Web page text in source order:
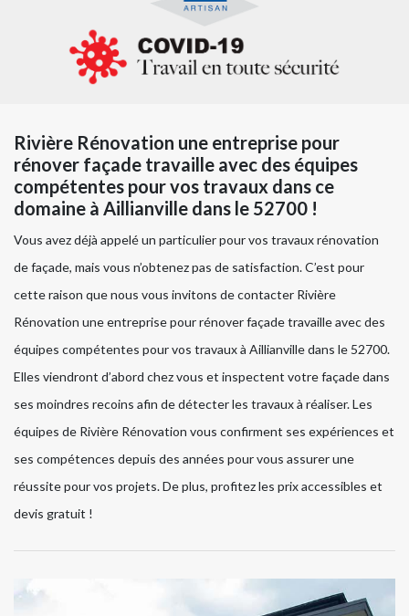
Rivière Rénovation une entreprise pour
rénover façade travaille avec des équipes
compétentes pour vos travaux dans ce
domaine à Aillianville dans le 52700 !
Vous avez déjà appelé un particulier pour vos travaux rénovation
de façade, mais vous n’obtenez pas de satisfaction. C’est pour
cette raison que nous vous invitons de contacter Rivière
Rénovation une entreprise pour rénover façade travaille avec des
équipes compétentes pour vos travaux à Aillianville dans le 52700.
Elles viendront d’abord chez vous et inspectent votre façade dans
ses moindres recoins afin de détecter les travaux à réaliser. Les
équipes de Rivière Rénovation vous confirment ses expériences et
ses compétences depuis des années pour vous assurer une
réussite pour vos projets. De plus, profitez les prix accessibles et
devis gratuit !